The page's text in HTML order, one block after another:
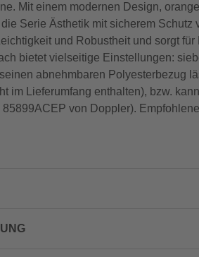
Mit einem modernen Design,
Serie Ästhetik mit sicherem
und Robustheit und sorgt
bietet vielseitige Einstellungen:
abnehmbaren Polyesterbezug
im Lieferumfang enthalten), bzw.
85899ACEP von Doppler).